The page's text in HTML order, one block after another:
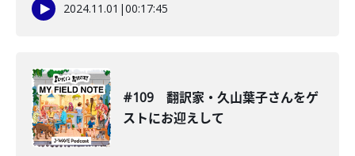
2024.11.01 |00:17:45
#109 翻訳家・久山葉子さんをゲ
ストにお迎えして